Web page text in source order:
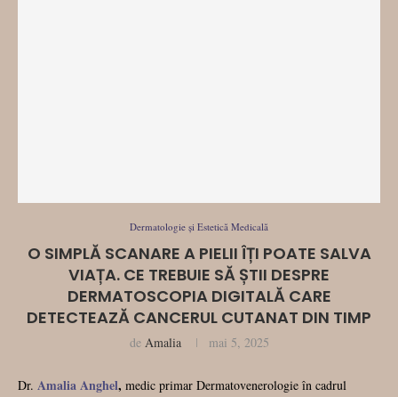
Dermatologie și Estetică Medicală
O SIMPLĂ SCANARE A PIELII ÎȚI POATE SALVA
VIAȚA. CE TREBUIE SĂ ȘTII DESPRE
DERMATOSCOPIA DIGITALĂ CARE
DETECTEAZĂ CANCERUL CUTANAT DIN TIMP
de Amalia mai 5, 2025
Dr. Amalia Anghel, medic primar Dermatovenerologie în cadrul